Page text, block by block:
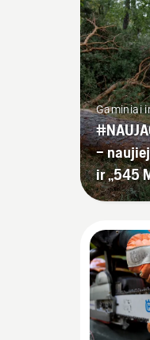
Gaminiai
–
ir „545